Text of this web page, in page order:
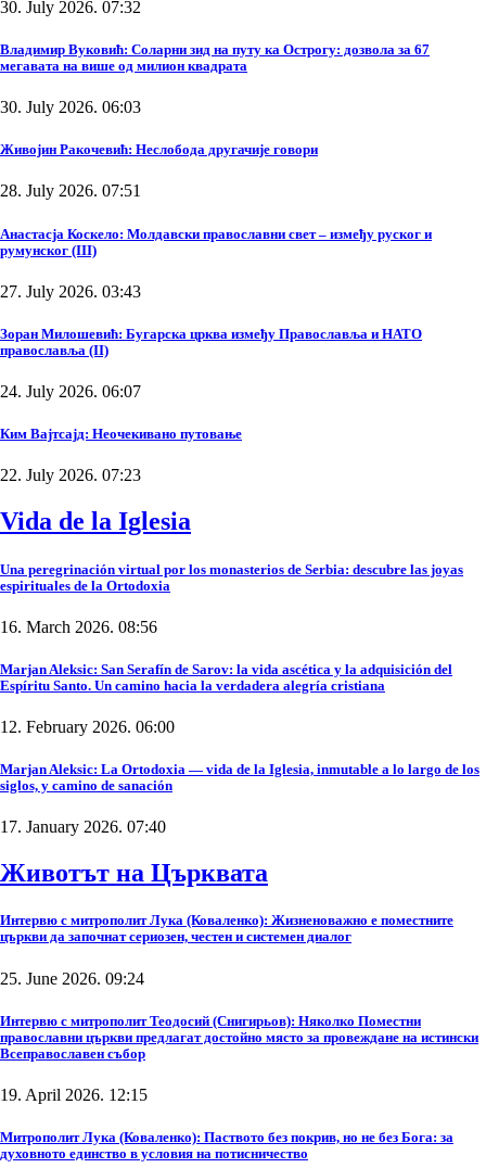
30. July 2026. 07:32
Владимир Вуковић: Соларни зид на путу ка Острогу: дозвола за 67
мегавата на више од милион квадрата
30. July 2026. 06:03
Живојин Ракочевић: Неслобода другачије говори
28. July 2026. 07:51
Анастасја Коскело: Молдавски православни свет – између руског и
румунског (III)
27. July 2026. 03:43
Зоран Милошевић: Бугарска црква између Православља и НАТО
православља (II)
24. July 2026. 06:07
Ким Вајтсајд: Неочекивано путовање
22. July 2026. 07:23
Vida de la Iglesia
Una peregrinación virtual por los monasterios de Serbia: descubre las joyas
espirituales de la Ortodoxia
16. March 2026. 08:56
Marjan Aleksic: San Serafín de Sarov: la vida ascética y la adquisición del
Espíritu Santo. Un camino hacia la verdadera alegría cristiana
12. February 2026. 06:00
Marjan Aleksic: La Ortodoxia — vida de la Iglesia, inmutable a lo largo de los
siglos, y camino de sanación
17. January 2026. 07:40
Животът на Църквата
Интервю с митрополит Лука (Коваленко): Жизненоважно е поместните
църкви да започнат сериозен, честен и системен диалог
25. June 2026. 09:24
Интервю с митрополит Теодосий (Снигирьов): Няколко Поместни
православни църкви предлагат достойно място за провеждане на истински
Всеправославен събор
19. April 2026. 12:15
Митрополит Лука (Коваленко): Паството без покрив, но не без Бога: за
духовното единство в условия на потисничество